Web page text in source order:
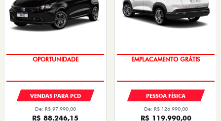
PREÇOS REDUZIDOS
VENDAS PARA PCD
De: R$ 97.990,00
R$ 88.246,15
OPORTUNIDADE
PESSOA FÍSICA
De: R$ 126.990,00
R$ 119.990,00